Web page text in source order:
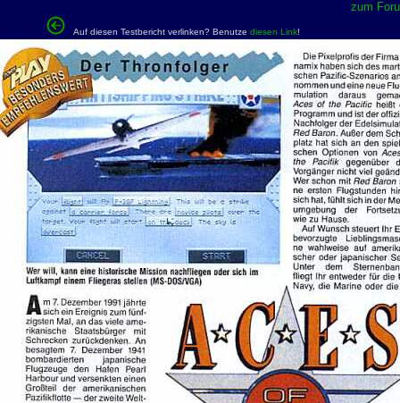
zum
Auf diesen Testbericht verlinken? Benutze diesen Link!